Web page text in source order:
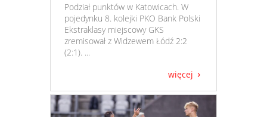
​ Podział punktów w Katowicach. W
pojedynku 8. kolejki PKO Bank Polski
Ekstraklasy miejscowy GKS
zremisował z Widzewem Łódź 2:2
(2:1). ...
więcej